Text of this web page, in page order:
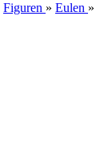
Figuren » Eulen »